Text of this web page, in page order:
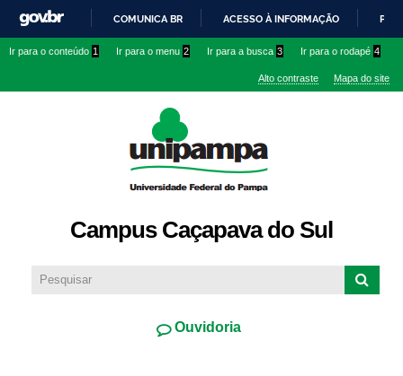
conteúdo
IR
O
COMUNICA BR ACESSO À INFORMAÇÃO
Ir para o conteúdo 1 Ir para o menu 2 Ir para a busca 3 Ir para o rodapé 4
Alto contraste Mapa do site
Campus Caçapava do Sul
Ouvidoria